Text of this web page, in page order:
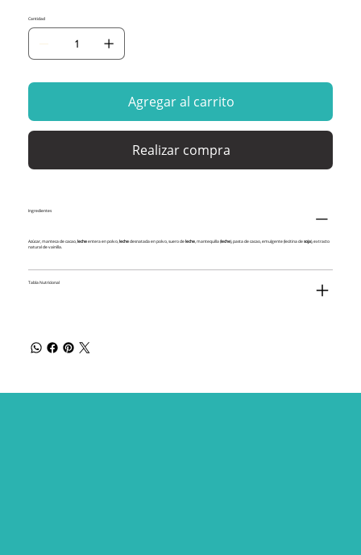
Cantidad
Agregar al carrito
Realizar compra
Ingredientes
Azúcar, manteca de cacao, lecheentera en polvo, lechedesnatada en polvo, suero deleche , mantequilla (leche), pasta de cacao, emulgente (lecitina desoja), extracto
natural de vainilla.
Tabla Nutricional